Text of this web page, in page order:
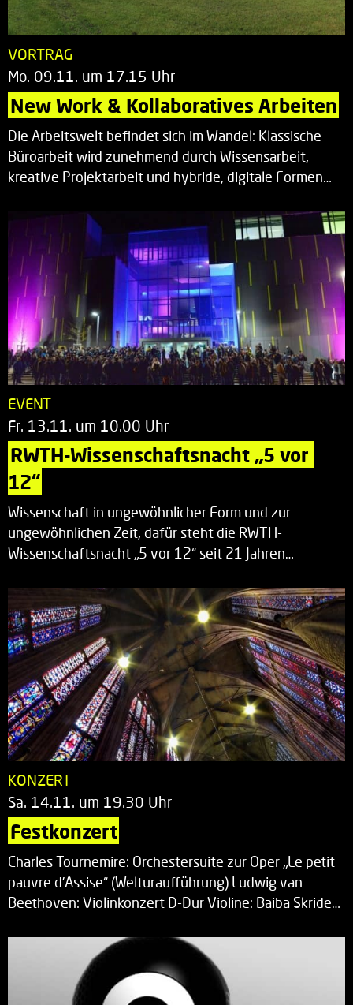
VORTRAG
Mo. 09.11. um 17.15 Uhr
New Work & Kollaboratives Arbeiten
Die Arbeitswelt befindet sich im Wandel: Klassische
Büroarbeit wird zunehmend durch Wissensarbeit,
kreative Projektarbeit und hybride, digitale Formen…
EVENT
Fr. 13.11. um 10.00 Uhr
RWTH-Wissenschaftsnacht „5 vor
12“
Wissenschaft in ungewöhnlicher Form und zur
ungewöhnlichen Zeit, dafür steht die RWTH-
Wissenschaftsnacht „5 vor 12“ seit 21 Jahren…
KONZERT
Sa. 14.11. um 19.30 Uhr
Festkonzert
Charles Tournemire: Orchestersuite zur Oper „Le petit
pauvre d’Assise“ (Welturaufführung) Ludwig van
Beethoven: Violinkonzert D-Dur Violine: Baiba Skride…